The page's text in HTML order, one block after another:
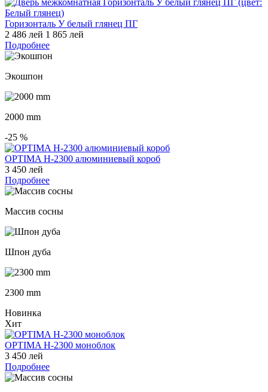
Горизонталь У белый глянец ПГ
2 486 лей 1 865 лей
Подробнее
Экошпон
2000 mm
-25 %
OPTIMA H-2300 алюминиевый короб
3 450 лей
Подробнее
Массив сосны
Шпон дуба
2300 mm
Новинка
Хит
OPTIMA H-2300 моноблок
3 450 лей
Подробнее